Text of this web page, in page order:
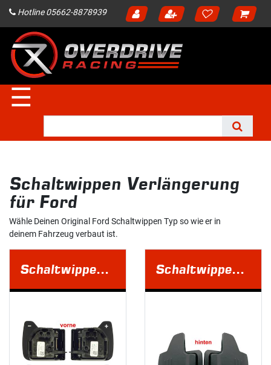
Hotline 05662-8878939
☰
Schaltwippen Verlängerung
für Ford
Wähle Deinen Original Ford Schaltwippen Typ so wie er in
deinem Fahrzeug verbaut ist.
Schaltwippen Ford Typ-A Schaltwippen Ford Typ-B